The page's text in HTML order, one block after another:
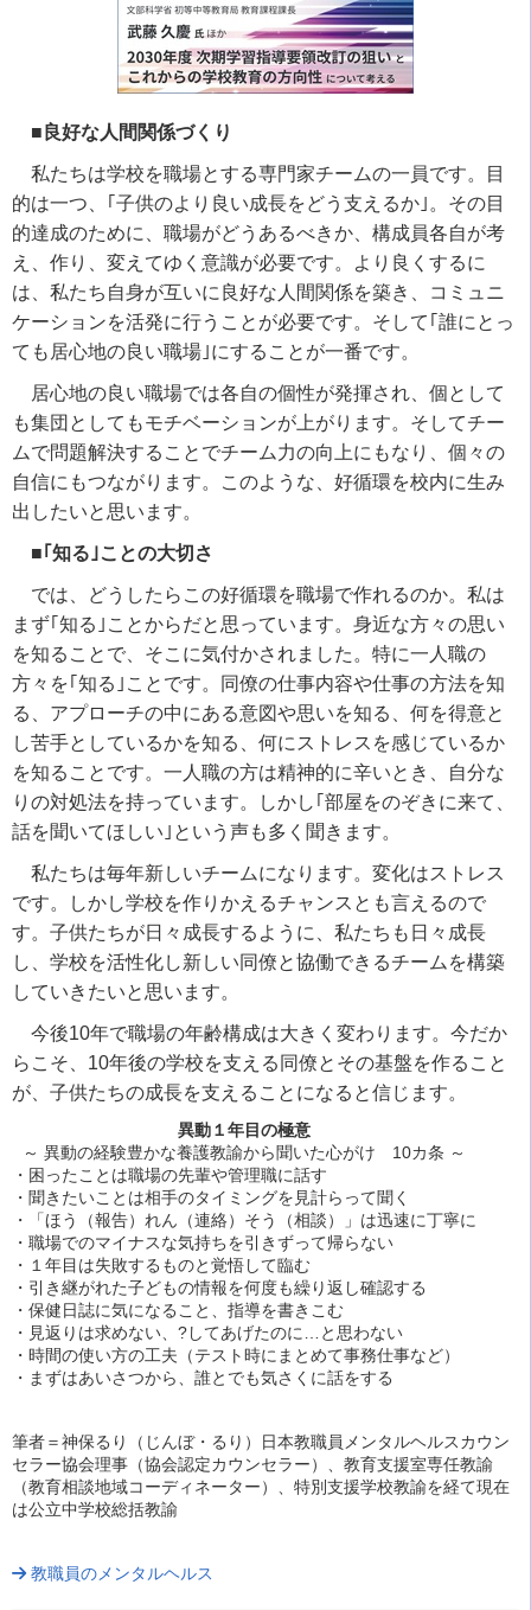
■良好な人間関係づくり
私たちは学校を職場とする専門家チームの一員です。目
的は一つ、｢子供のより良い成長をどう支えるか｣。その目
的達成のために、職場がどうあるべきか、構成員各自が考
え、作り、変えてゆく意識が必要です。より良くするに
は、私たち自身が互いに良好な人間関係を築き、コミュニ
ケーションを活発に行うことが必要です。そして｢誰にとっ
ても居心地の良い職場｣にすることが一番です。
居心地の良い職場では各自の個性が発揮され、個として
も集団としてもモチベーションが上がります。そしてチー
ムで問題解決することでチーム力の向上にもなり、個々の
自信にもつながります。このような、好循環を校内に生み
出したいと思います。
■｢知る｣ことの大切さ
では、どうしたらこの好循環を職場で作れるのか。私は
まず｢知る｣ことからだと思っています。身近な方々の思い
を知ることで、そこに気付かされました。特に一人職の
方々を｢知る｣ことです。同僚の仕事内容や仕事の方法を知
る、アプローチの中にある意図や思いを知る、何を得意と
し苦手としているかを知る、何にストレスを感じているか
を知ることです。一人職の方は精神的に辛いとき、自分な
りの対処法を持っています。しかし｢部屋をのぞきに来て、
話を聞いてほしい｣という声も多く聞きます。
私たちは毎年新しいチームになります。変化はストレス
です。しかし学校を作りかえるチャンスとも言えるので
す。子供たちが日々成長するように、私たちも日々成長
し、学校を活性化し新しい同僚と協働できるチームを構築
していきたいと思います。
今後10年で職場の年齢構成は大きく変わります。今だか
らこそ、10年後の学校を支える同僚とその基盤を作ること
が、子供たちの成長を支えることになると信じます。
異動１年目の極意
～ 異動の経験豊かな養護教諭から聞いた心がけ 10カ条 ～
・困ったことは職場の先輩や管理職に話す
・聞きたいことは相手のタイミングを見計らって聞く
・「ほう（報告）れん（連絡）そう（相談）」は迅速に丁寧に
・職場でのマイナスな気持ちを引きずって帰らない
・１年目は失敗するものと覚悟して臨む
・引き継がれた子どもの情報を何度も繰り返し確認する
・保健日誌に気になること、指導を書きこむ
・見返りは求めない、?してあげたのに…と思わない
・時間の使い方の工夫（テスト時にまとめて事務仕事など）
・まずはあいさつから、誰とでも気さくに話をする
筆者＝神保るり（じんぼ・るり）日本教職員メンタルヘルスカウン
セラー協会理事（協会認定カウンセラー）、教育支援室専任教諭
（教育相談地域コーディネーター）、特別支援学校教諭を経て現在
は公立中学校総括教諭
教職員のメンタルヘルス